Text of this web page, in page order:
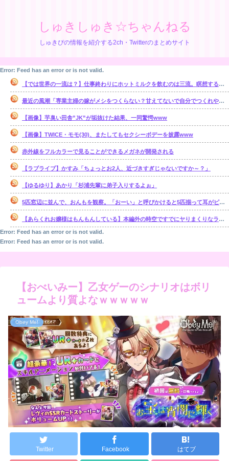
しゅきしゅき☆ちゃんねる
しゅきぴの情報を紹介する2ch・Twitterのまとめサイト
Error: Feed has an error or is not valid.
【では世界の一流は？】仕事終わりにホットミルクを飲むのは三流。瞑想するのは二流
最近の風潮「専業主婦の嫁がメシをつくらない？甘えてないで自分でつくれやｗ」←これ正論なの？
【画像】芋臭い田舎”JK”が垢抜けた結果、一同驚愕www
【画像】TWICE・モモ(30)、またしてもセクシーボデーを披露www
赤外線をフルカラーで見ることができるメガネが開発される
【ラブライブ】かすみ「ちょっとお2人、近づきすぎじゃないですか～？」
【ゆるゆり】あかり「杉浦先輩に弟子入りするよぉ」
5匹窓辺に並んで、おんもを観察。「おーい」と呼びかけると5匹揃って耳がピッとコッチを向く。だが、ある単語を言うと・・・【再】
【あらくれお嬢様はもんもんしている】本編外の時空ですでにヤりまくりなラブコメっていいよね
Error: Feed has an error or is not valid.
Error: Feed has an error or is not valid.
【おべいみー】乙女ゲーのシナリオはボリ
ュームより質よなｗｗｗｗｗ
Obey Me!
Twitter Facebook はてブ